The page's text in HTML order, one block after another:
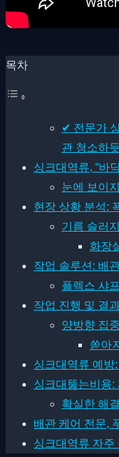
목차
✔ 전문가
관 청소하
싱크대역류, “바
눈에 보이
현장 상황 분석:
기름 슬러
화장
작업 솔루션: 배
플렉스 샤
작업 진행 및 결
양방향 집
쏟아
싱크대역류 예방
싱크대뚫는비용:
확실한 해
배관 케어 전문,
싱크대역류 자주